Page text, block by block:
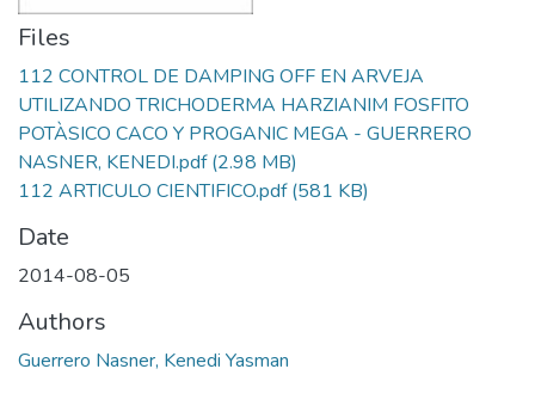
Files
112 CONTROL DE DAMPING OFF EN ARVEJA
UTILIZANDO TRICHODERMA HARZIANIM FOSFITO
POTÀSICO CACO Y PROGANIC MEGA - GUERRERO
NASNER, KENEDI.pdf(2.98 MB)
112 ARTICULO CIENTIFICO.pdf(581 KB)
Date
2014-08-05
Authors
Guerrero Nasner, Kenedi Yasman